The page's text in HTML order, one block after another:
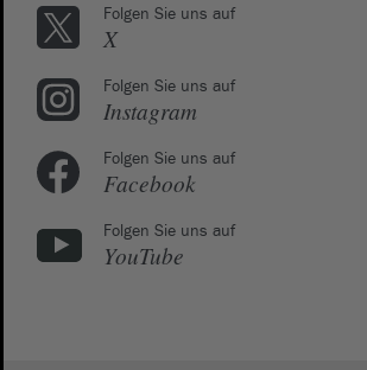
Folgen Sie uns auf
X
Folgen Sie uns auf
Instagram
Folgen Sie uns auf
Facebook
Folgen Sie uns auf
YouTube